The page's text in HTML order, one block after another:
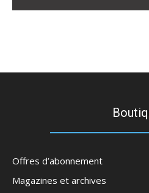
Offres d’abonnement
Magazines et archives